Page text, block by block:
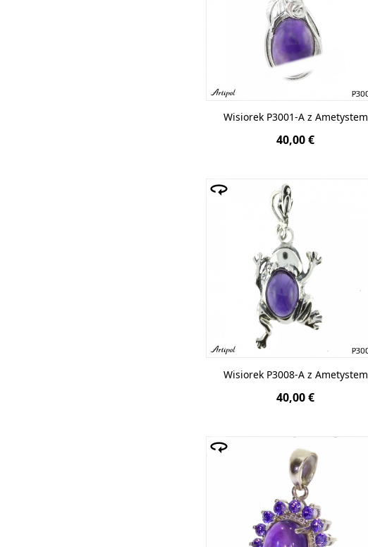
Wisiorek P3001-A z Ametystem
40,00 €
Wisiorek P3008-A z Ametystem
40,00 €